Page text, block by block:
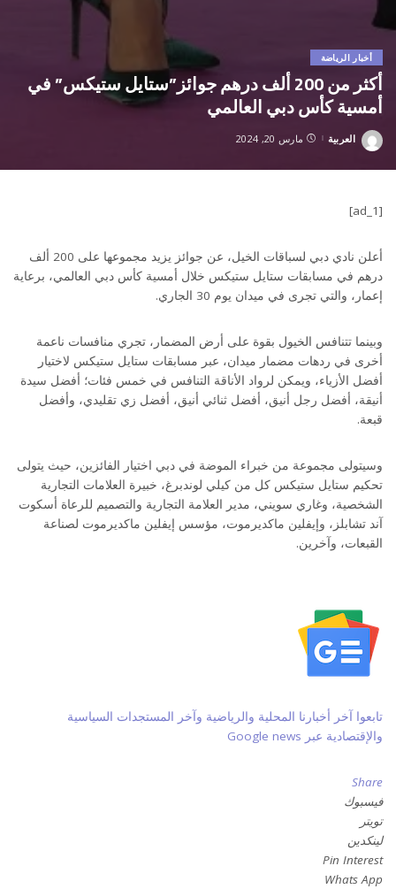
أخبار الرياضة
أكثر من 200 ألف درهم جوائز”ستايل ستيكس” في
أمسية كأس دبي العالمي
Posted
العربية مارس 20, 2024
[ad_1]
أعلن نادي دبي لسباقات الخيل، عن جوائز يزيد مجموعها على 200 ألف
درهم في مسابقات ستايل ستيكس خلال أمسية كأس دبي العالمي، برعاية
إعمار، والتي تجرى في ميدان يوم 30 الجاري.
وبينما تتنافس الخيول بقوة على أرض المضمار، تجري منافسات ناعمة
أخرى في ردهات مضمار ميدان، عبر مسابقات ستايل ستيكس لاختيار
أفضل الأزياء، ويمكن لرواد الأناقة التنافس في خمس فئات؛ أفضل سيدة
أنيقة، أفضل رجل أنيق، أفضل ثنائي أنيق، أفضل زي تقليدي، وأفضل
قبعة.
وسيتولى مجموعة من خبراء الموضة في دبي اختيار الفائزين، حيث يتولى
تحكيم ستايل ستيكس كل من كيلي لوندبرغ، خبيرة العلامات التجارية
الشخصية، وغاري سويني، مدير العلامة التجارية والتصميم للرعاة أسكوت
آند تشابلز، وإيفلين ماكديرموت، مؤسس إيفلين ماكديرموت لصناعة
القبعات، وآخرين.
تابعوا آخر أخبارنا المحلية والرياضية وآخر المستجدات السياسية
والإقتصادية عبر Google news
Share
فيسبوك
تويتر
لينكدين
Pin Interest
Whats App